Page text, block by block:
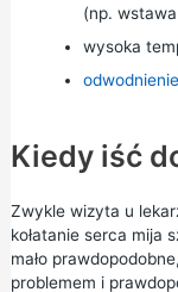
(np.
wysoka
odwodnienie
Kiedy iść
Zwykle wizyta u
kołatanie serca mija
mało
problemem i